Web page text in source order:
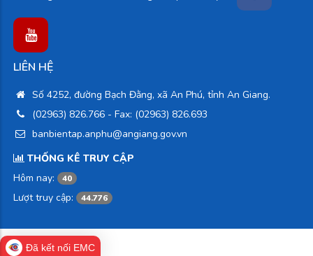
LIÊN HỆ
Số 4252, đường Bạch Đằng, xã An Phú, tỉnh An Giang.
(02963) 826.766 - Fax: (02963) 826.693
banbientap.anphu@angiang.gov.vn
THỐNG KÊ TRUY CẬP
Hôm nay:
40
Lượt truy cập: 44.776
Đã kết nối EMC